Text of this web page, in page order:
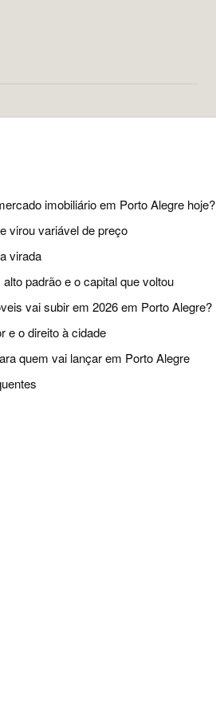
imobiliário em Porto Alegre hoje?
virou variável de preço
virada
padrão e o capital que voltou
vai subir em 2026 em Porto Alegre?
e o direito à cidade
quem vai lançar em Porto Alegre